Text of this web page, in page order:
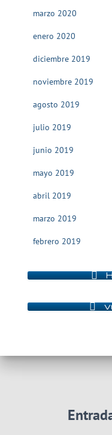
marzo 2020
enero 2020
diciembre 2019
noviembre 2019
agosto 2019
julio 2019
junio 2019
mayo 2019
abril 2019
marzo 2019
febrero 2019